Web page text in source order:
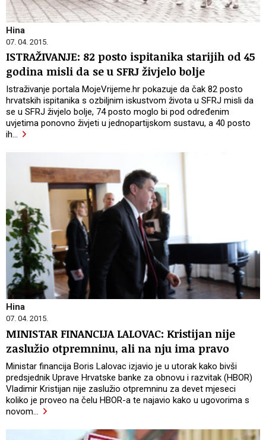
Hina
07. 04. 2015.
ISTRAŽIVANJE: 82 posto ispitanika starijih od 45
godina misli da se u SFRJ živjelo bolje
Istraživanje portala MojeVrijeme.hr pokazuje da čak 82 posto
hrvatskih ispitanika s ozbiljnim iskustvom života u SFRJ misli da
se u SFRJ živjelo bolje, 74 posto moglo bi pod određenim
uvjetima ponovno živjeti u jednopartijskom sustavu, a 40 posto
ih…
Hina
07. 04. 2015.
MINISTAR FINANCIJA LALOVAC: Kristijan nije
zaslužio otpremninu, ali na nju ima pravo
Ministar financija Boris Lalovac izjavio je u utorak kako bivši
predsjednik Uprave Hrvatske banke za obnovu i razvitak (HBOR)
Vladimir Kristijan nije zaslužio otpremninu za devet mjeseci
koliko je proveo na čelu HBOR-a te najavio kako u ugovorima s
novom